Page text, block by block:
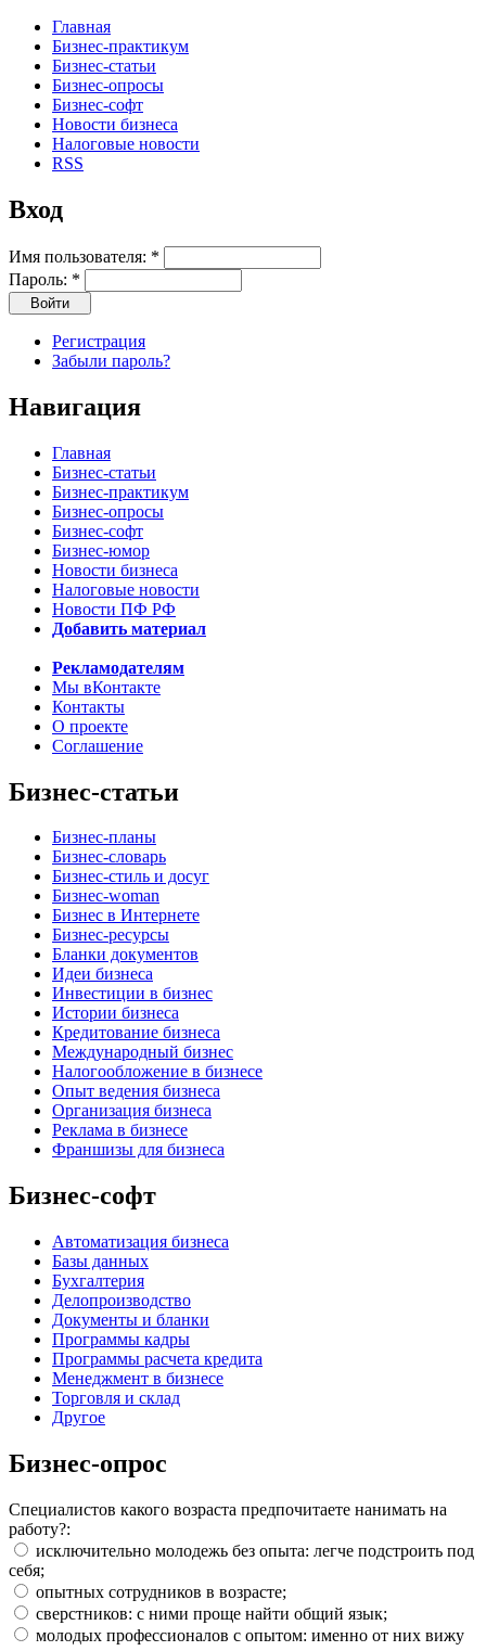
Главная
Бизнес-практикум
Бизнес-статьи
Бизнес-опросы
Бизнес-софт
Новости бизнеса
Налоговые новости
RSS
Вход
Имя пользователя: *
Пароль: *
Регистрация
Забыли пароль?
Навигация
Главная
Бизнес-статьи
Бизнес-практикум
Бизнес-опросы
Бизнес-софт
Бизнес-юмор
Новости бизнеса
Налоговые новости
Новости ПФ РФ
Добавить материал
Рекламодателям
Мы вКонтакте
Контакты
О проекте
Соглашение
Бизнес-статьи
Бизнес-планы
Бизнес-словарь
Бизнес-стиль и досуг
Бизнес-woman
Бизнес в Интернете
Бизнес-ресурсы
Бланки документов
Идеи бизнеса
Инвестиции в бизнес
Истории бизнеса
Кредитование бизнеса
Международный бизнес
Налогообложение в бизнесе
Опыт ведения бизнеса
Организация бизнеса
Реклама в бизнесе
Франшизы для бизнеса
Бизнес-софт
Автоматизация бизнеса
Базы данных
Бухгалтерия
Делопроизводство
Документы и бланки
Программы кадры
Программы расчета кредита
Менеджмент в бизнесе
Торговля и склад
Другое
Бизнес-опрос
Специалистов какого возраста предпочитаете нанимать на
работу?:
исключительно молодежь без опыта: легче подстроить под
себя;
опытных сотрудников в возрасте;
сверстников: с ними проще найти общий язык;
молодых профессионалов с опытом: именно от них вижу